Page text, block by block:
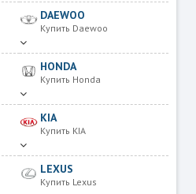
DAEWOO
Купить Daewoo
HONDA
Купить Honda
KIA
Купить KIA
LEXUS
Купить Lexus